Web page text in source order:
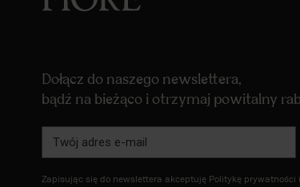
Dołącz do naszego newslettera,
bądź na bieżąco i otrzymaj powitalny
Zapisując się do newslettera akceptuję Politykę prywatności